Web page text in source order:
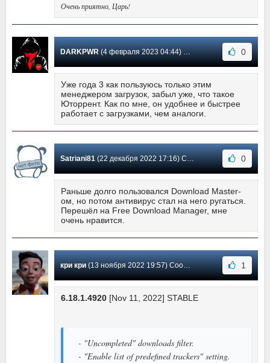
Очень приятно, Царь!
DARKPWR(4 февраля 2023 04:44) Сообщение #575 0
Уже года 3 как пользуюсь только этим
менеджером загрузок, забыл уже, что такое
Юторрент. Как по мне, он удобнее и быстрее
работает с загрузками, чем аналоги.
Satriani81(22 декабря 2022 17:16) Сообщение #574 0
Раньше долго пользовался Download Master-
ом, но потом антивирус стал на него ругаться.
Перешёл на Free Download Manager, мне
очень нравится.
кри кри(13 ноября 2022 19:57) Сообщение #573 1
6.18.1.4920 [Nov 11, 2022] STABLE
- "Uncompleted" downloads filter.
- "Enable list of predefined trackers" setting.